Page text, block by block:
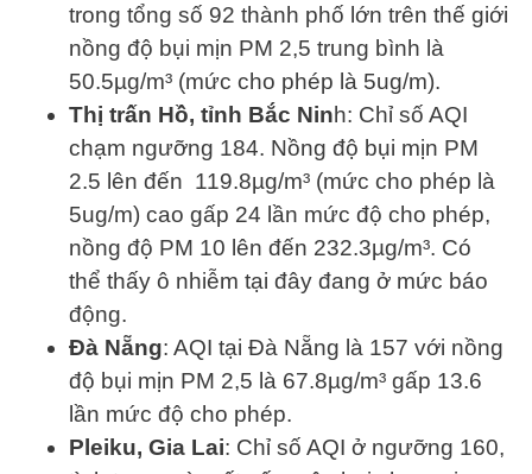
trong tổng số 92 thành phố lớn trên thế giới
nồng độ bụi mịn PM 2,5 trung bình là
50.5µg/m³ (mức cho phép là 5ug/m).
Thị trấn Hồ, tỉnh Bắc Ninh: Chỉ số AQI
chạm ngưỡng 184. Nồng độ bụi mịn PM
2.5 lên đến 119.8µg/m³ (mức cho phép là
5ug/m) cao gấp 24 lần mức độ cho phép,
nồng độ PM 10 lên đến 232.3µg/m³. Có
thể thấy ô nhiễm tại đây đang ở mức báo
động.
Đà Nẵng: AQI tại Đà Nẵng là 157 với nồng
độ bụi mịn PM 2,5 là 67.8µg/m³ gấp 13.6
lần mức độ cho phép.
Pleiku, Gia Lai: Chỉ số AQI ở ngưỡng 160,